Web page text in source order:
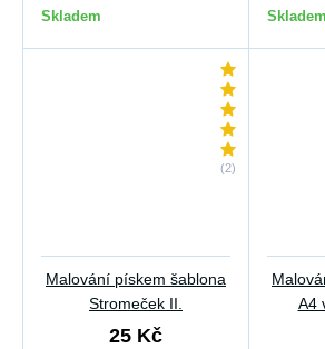
Skladem Skladem
(2)
Malování pískem šablona
Stromeček II.
25 Kč
A4